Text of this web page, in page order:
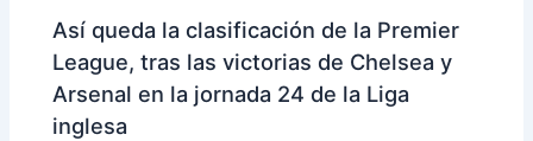
Así queda la clasificación de la Premier
League, tras las victorias de Chelsea y
Arsenal en la jornada 24 de la Liga
inglesa